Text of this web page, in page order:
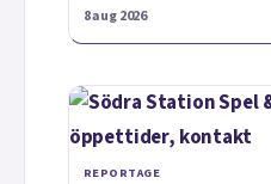
8 aug 2026
REPORTAGE